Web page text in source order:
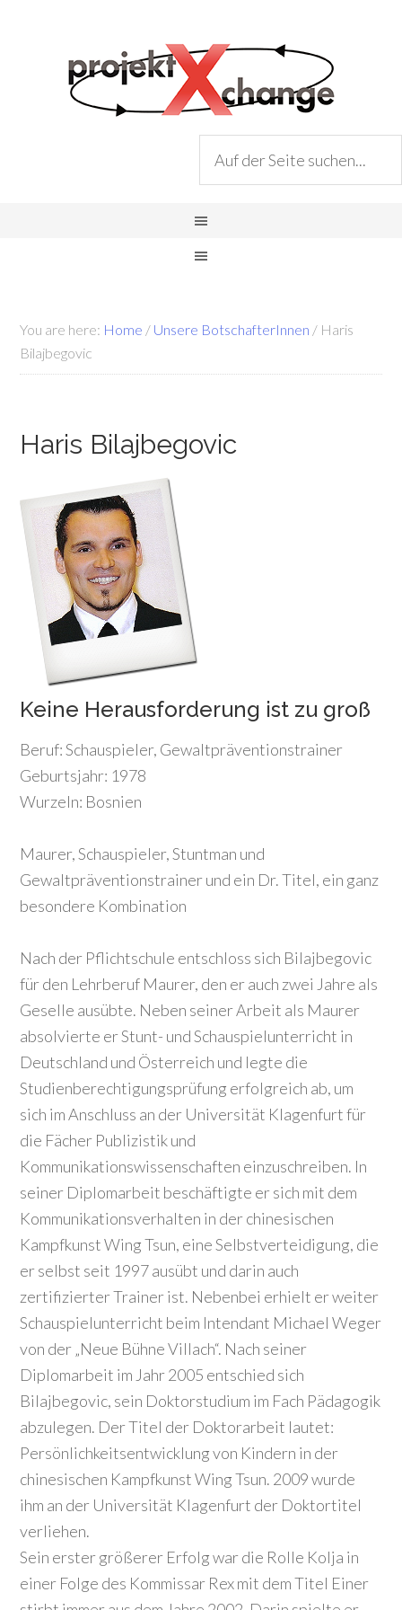
You are here: Home / Unsere BotschafterInnen / Haris
Bilajbegovic
Haris Bilajbegovic
Keine Herausforderung ist zu groß
Beruf: Schauspieler, Gewaltpräventionstrainer
Geburtsjahr: 1978
Wurzeln: Bosnien
Maurer, Schauspieler, Stuntman und
Gewaltpräventionstrainer und ein Dr. Titel, ein ganz
besondere Kombination
Nach der Pflichtschule entschloss sich Bilajbegovic
für den Lehrberuf Maurer, den er auch zwei Jahre als
Geselle ausübte. Neben seiner Arbeit als Maurer
absolvierte er Stunt- und Schauspielunterricht in
Deutschland und Österreich und legte die
Studienberechtigungsprüfung erfolgreich ab, um
sich im Anschluss an der Universität Klagenfurt für
die Fächer Publizistik und
Kommunikationswissenschaften einzuschreiben. In
seiner Diplomarbeit beschäftigte er sich mit dem
Kommunikationsverhalten in der chinesischen
Kampfkunst Wing Tsun, eine Selbstverteidigung, die
er selbst seit 1997 ausübt und darin auch
zertifizierter Trainer ist. Nebenbei erhielt er weiter
Schauspielunterricht beim Intendant Michael Weger
von der „Neue Bühne Villach“. Nach seiner
Diplomarbeit im Jahr 2005 entschied sich
Bilajbegovic, sein Doktorstudium im Fach Pädagogik
abzulegen. Der Titel der Doktorarbeit lautet:
Persönlichkeitsentwicklung von Kindern in der
chinesischen Kampfkunst Wing Tsun. 2009 wurde
ihm an der Universität Klagenfurt der Doktortitel
verliehen.
Sein erster größerer Erfolg war die Rolle Kolja in
einer Folge des Kommissar Rex mit dem Titel Einer